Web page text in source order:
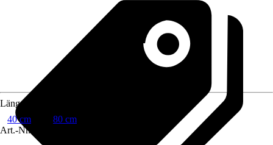
Länge
40 cm
80 cm
Art.-Nr.